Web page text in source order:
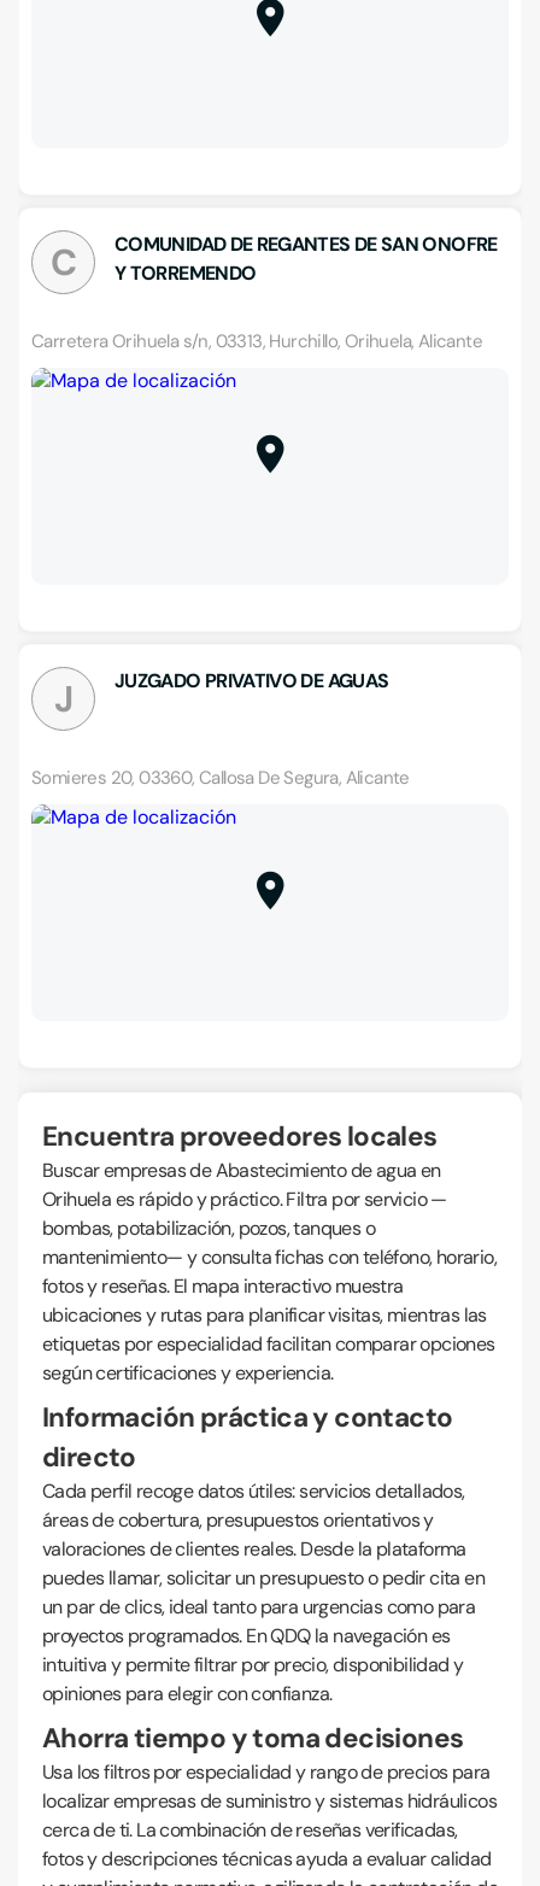
C
COMUNIDAD DE REGANTES DE SAN ONOFRE
Y TORREMENDO
Carretera Orihuela s/n, 03313, Hurchillo, Orihuela, Alicante
J JUZGADO PRIVATIVO DE AGUAS
Somieres 20, 03360, Callosa De Segura, Alicante
Encuentra proveedores locales
Buscar empresas de Abastecimiento de agua en
Orihuela es rápido y práctico. Filtra por servicio —
bombas, potabilización, pozos, tanques o
mantenimiento— y consulta fichas con teléfono, horario,
fotos y reseñas. El mapa interactivo muestra
ubicaciones y rutas para planificar visitas, mientras las
etiquetas por especialidad facilitan comparar opciones
según certificaciones y experiencia.
Información práctica y contacto
directo
Cada perfil recoge datos útiles: servicios detallados,
áreas de cobertura, presupuestos orientativos y
valoraciones de clientes reales. Desde la plataforma
puedes llamar, solicitar un presupuesto o pedir cita en
un par de clics, ideal tanto para urgencias como para
proyectos programados. En QDQ la navegación es
intuitiva y permite filtrar por precio, disponibilidad y
opiniones para elegir con confianza.
Ahorra tiempo y toma decisiones
Usa los filtros por especialidad y rango de precios para
localizar empresas de suministro y sistemas hidráulicos
cerca de ti. La combinación de reseñas verificadas,
fotos y descripciones técnicas ayuda a evaluar calidad